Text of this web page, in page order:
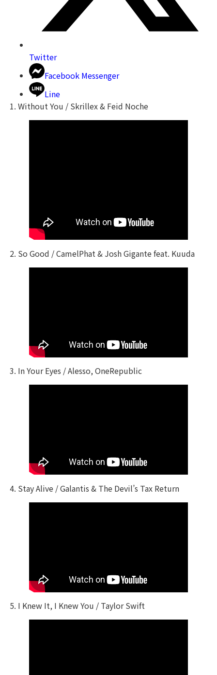
Twitter
Facebook Messenger
Line
1. Without You / Skrillex & Feid Noche
2. So Good / CamelPhat & Josh Gigante feat. Kuuda
3. In Your Eyes / Alesso, OneRepublic
4. Stay Alive / Galantis & The Devil’s Tax Return
5. I Knew It, I Knew You / Taylor Swift